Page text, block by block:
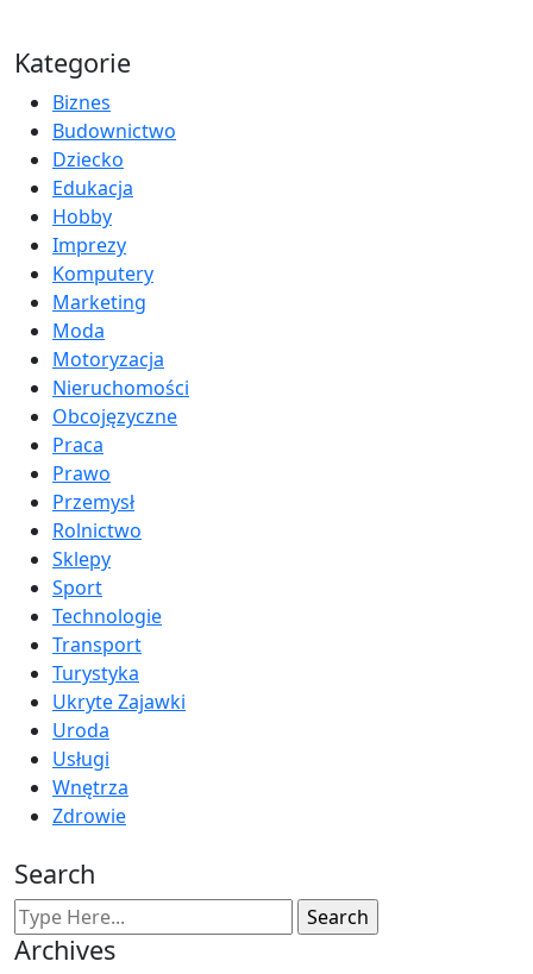
Kategorie
Biznes
Budownictwo
Dziecko
Edukacja
Hobby
Imprezy
Komputery
Marketing
Moda
Motoryzacja
Nieruchomości
Obcojęzyczne
Praca
Prawo
Przemysł
Rolnictwo
Sklepy
Sport
Technologie
Transport
Turystyka
Ukryte Zajawki
Uroda
Usługi
Wnętrza
Zdrowie
Search
Archives